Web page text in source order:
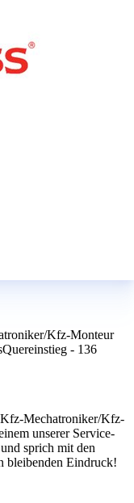
Kfz-Monteur
- 136
Mechatroniker/Kfz-
unserer Service-
sprich mit den
bleibenden Eindruck!